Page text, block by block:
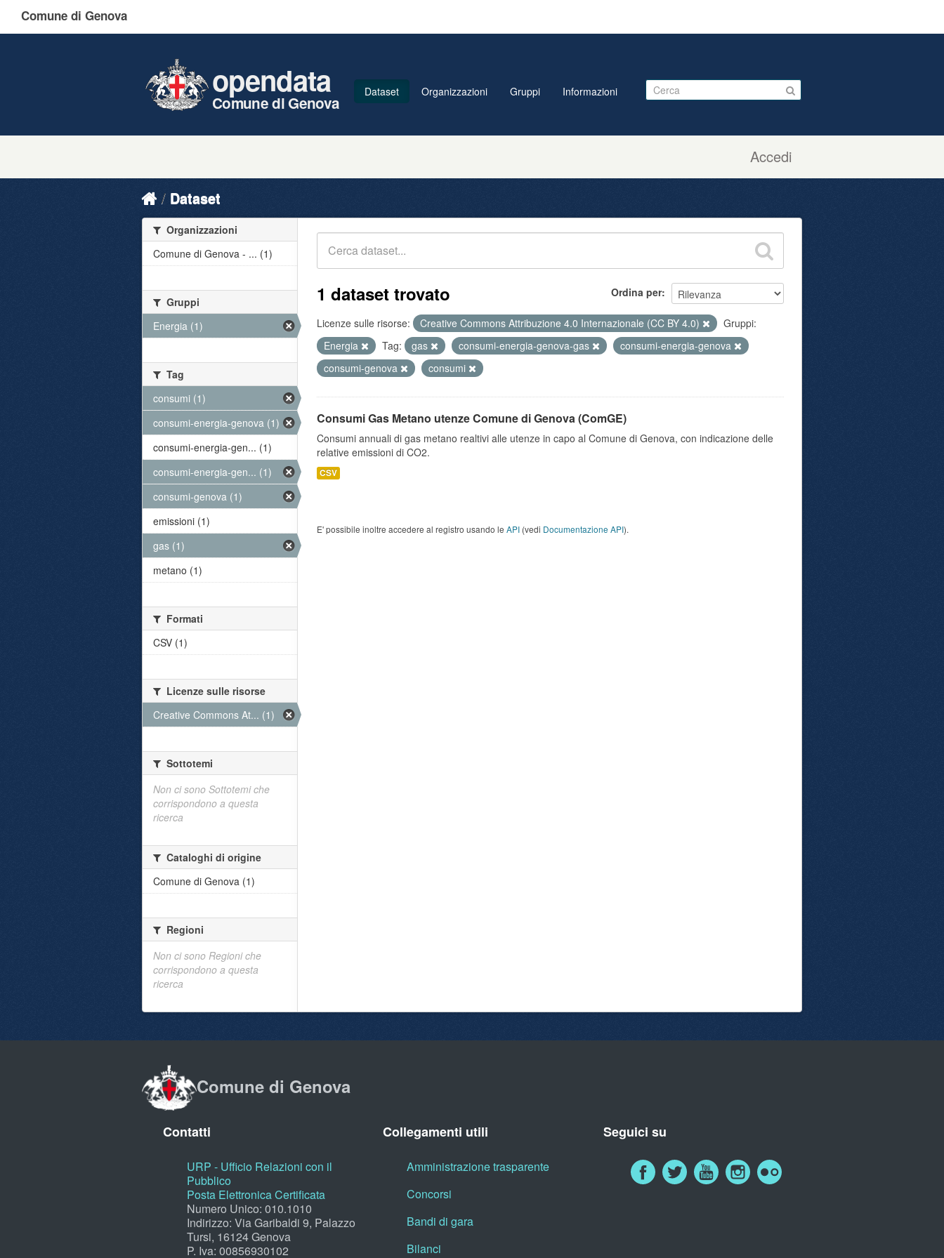
Comune di Genova
Accedi
opendata
Comune di Genova
Dataset Organizzazioni Gruppi Informazioni
Dataset
Ordina per
1 dataset trovato
Licenze sulle risorse: Creative Commons Attribuzione 4.0 Internazionale (CC BY 4.0)
Gruppi:
Energia
Tag: gas consumi-energia-genova-gas
consumi-energia-genova
consumi-genova
consumi
Consumi Gas Metano utenze Comune di Genova (ComGE)
Consumi annuali di gas metano realtivi alle utenze in capo al Comune di Genova, con indicazione delle
relative emissioni di CO2.
CSV
E' possibile inoltre accedere al registro usando le API (vedi Documentazione API).
Organizzazioni
Comune di Genova - ... (1)
Gruppi
Energia (1)
Tag
consumi (1)
consumi-energia-genova (1)
consumi-energia-gen... (1)
consumi-energia-gen... (1)
consumi-genova (1)
emissioni (1)
gas (1)
metano (1)
Formati
CSV (1)
Licenze sulle risorse
Creative Commons At... (1)
Sottotemi
Non ci sono Sottotemi che
corrispondono a questa
ricerca
Cataloghi di origine
Comune di Genova (1)
Regioni
Non ci sono Regioni che
corrispondono a questa
ricerca
Comune di Genova
Contatti
URP - Ufficio Relazioni con il
Pubblico
Posta Elettronica Certificata
Numero Unico: 010.1010
Indirizzo: Via Garibaldi 9, Palazzo
Tursi, 16124 Genova
P. Iva: 00856930102
Collegamenti utili
Amministrazione trasparente
Concorsi
Bandi di gara
Bilanci
Seguici su